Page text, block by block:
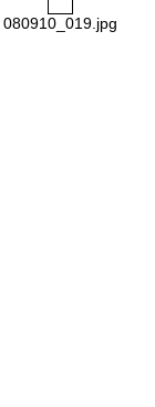
080910_019.jpg